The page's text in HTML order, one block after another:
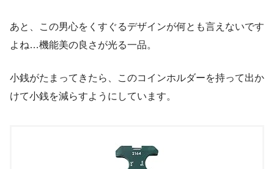
あと、この男心をくすぐるデザインが何とも言えないです
よね…機能美の良さが光る一品。
小銭がたまってきたら、このコインホルダーを持って出か
けて小銭を減らすようにしています。